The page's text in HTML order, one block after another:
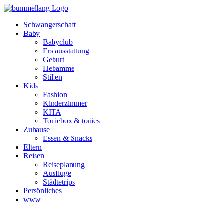
Schwangerschaft
Baby
Babyclub
Erstausstattung
Geburt
Hebamme
Stillen
Kids
Fashion
Kinderzimmer
KITA
Toniebox & tonies
Zuhause
Essen & Snacks
Eltern
Reisen
Reiseplanung
Ausflüge
Städtetrips
Persönliches
www